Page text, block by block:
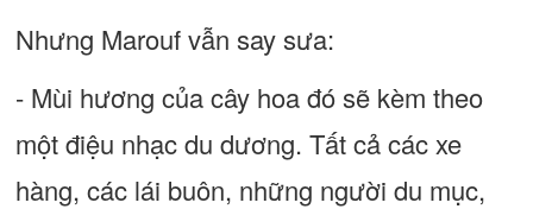
Nhưng Marouf vẫn say sưa:
- Mùi hương của cây hoa đó sẽ kèm theo
một điệu nhạc du dương. Tất cả các xe
hàng, các lái buôn, những người du mục,